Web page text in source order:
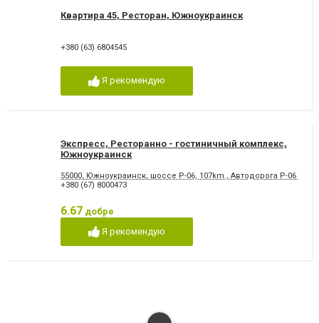
Квартира 45, Ресторан, Южноукраинск
+380 (63) 6804545
Я рекомендую
Экспресс, Ресторанно - гостиничный комплекс,
Южноукраинск
55000, Южноукраинск, шоссе Р-06, 107km., Автодорога Р-06
+380 (67) 8000473
6.67 добре
Я рекомендую